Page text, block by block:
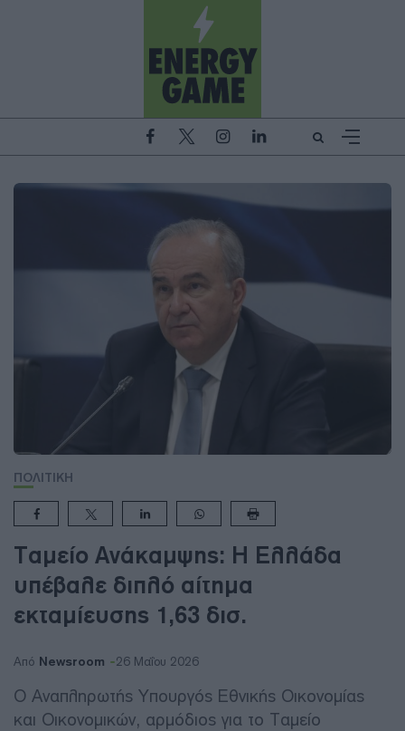
ΠΟΛΙΤΙΚΗ
Ταμείο Ανάκαμψης: Η Ελλάδα
υπέβαλε διπλό αίτημα
εκταμίευσης 1,63 δισ.
Από Newsroom 26 Μαΐου 2026
Ο Αναπληρωτής Υπουργός Εθνικής Οικονομίας
και Οικονομικών, αρμόδιος για το Ταμείο